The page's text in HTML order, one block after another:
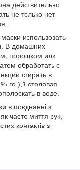
действительно
не только нет
использовать
В домашних
порошком или
обработать с
стирать в
го ),1 столовая
в воде.
в поєднанні з
часте миття рук,
контактів з